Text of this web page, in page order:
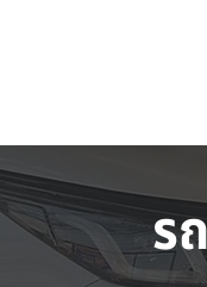
ร